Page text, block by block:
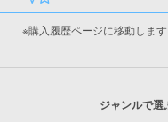
※購入履歴ページに移動します
ジャンルで選